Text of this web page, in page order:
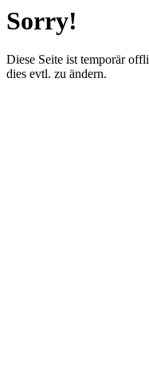
Sorry!
Diese Seite ist temporär
dies evtl. zu ändern.